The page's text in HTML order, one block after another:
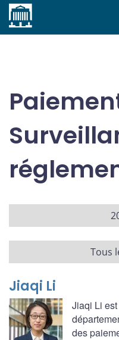
Accueil
Tous
Jiaqi Li
Jiaqi Li
des